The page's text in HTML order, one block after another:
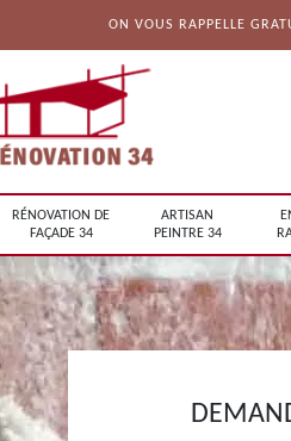
ON VOUS RAPPELLE
RÉNOVATION DE
FAÇADE 34
ARTISAN
PEINTRE 34